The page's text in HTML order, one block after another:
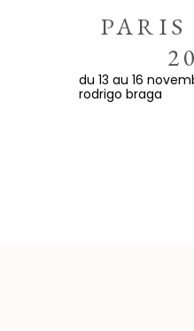
PARIS
du 13 au 16
rodrigo braga